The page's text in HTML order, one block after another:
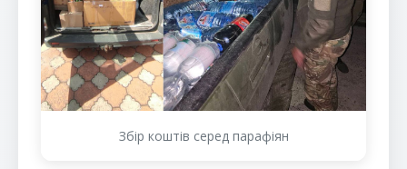
Збір коштів серед парафіян